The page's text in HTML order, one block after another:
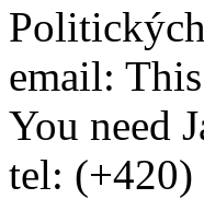
email:
You need
tel: (+420)